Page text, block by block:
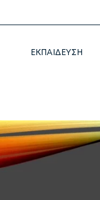
ΕΚΠΑΙΔΕΥΣΗ